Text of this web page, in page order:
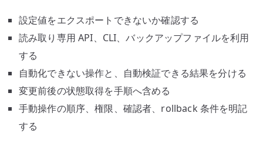
設定値をエクスポートできないか確認する
読み取り専用 API、CLI、バックアップファイルを利用
する
自動化できない操作と、自動検証できる結果を分ける
変更前後の状態取得を手順へ含める
手動操作の順序、権限、確認者、rollback 条件を明記
する